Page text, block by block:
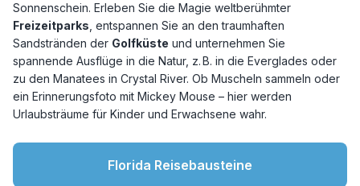
Sonnenschein. Erleben Sie die Magie weltberühmter
Freizeitparks , entspannen Sie an den traumhaften
Sandstränden der Golfküste und unternehmen Sie
spannende Ausflüge in die Natur, z. B. in die Everglades oder
zu den Manatees in Crystal River. Ob Muscheln sammeln oder
ein Erinnerungsfoto mit Mickey Mouse – hier werden
Urlaubsträume für Kinder und Erwachsene wahr.
Florida Reisebausteine